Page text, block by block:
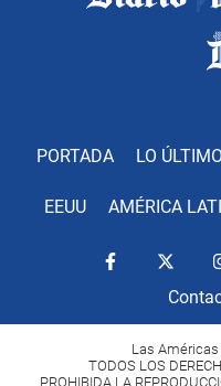
PORTADA LO ÚLTIMO
EEUU AMÉRICA
Las
TODOS LOS
PROHIBIDA LA